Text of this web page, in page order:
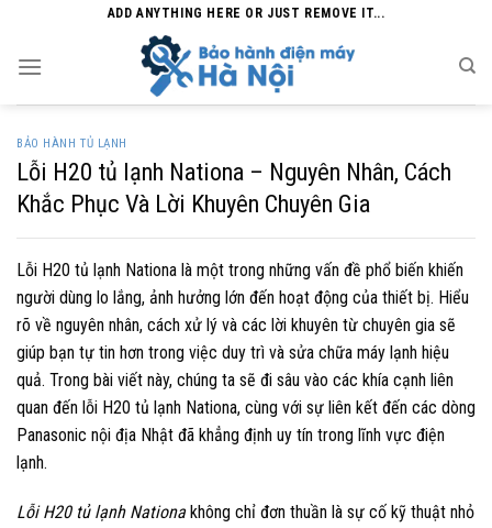
content
ADD ANYTHING HERE OR JUST REMOVE IT...
BẢO HÀNH TỦ LẠNH
Lỗi H20 tủ lạnh Nationa – Nguyên Nhân, Cách
Khắc Phục Và Lời Khuyên Chuyên Gia
Lỗi H20 tủ lạnh Nationa là một trong những vấn đề phổ biến khiến
người dùng lo lắng, ảnh hưởng lớn đến hoạt động của thiết bị. Hiểu
rõ về nguyên nhân, cách xử lý và các lời khuyên từ chuyên gia sẽ
giúp bạn tự tin hơn trong việc duy trì và sửa chữa máy lạnh hiệu
quả. Trong bài viết này, chúng ta sẽ đi sâu vào các khía cạnh liên
quan đến lỗi H20 tủ lạnh Nationa, cùng với sự liên kết đến các dòng
Panasonic nội địa Nhật đã khẳng định uy tín trong lĩnh vực điện
lạnh.
Lỗi H20 tủ lạnh Nationakhông chỉ đơn thuần là sự cố kỹ thuật nhỏ